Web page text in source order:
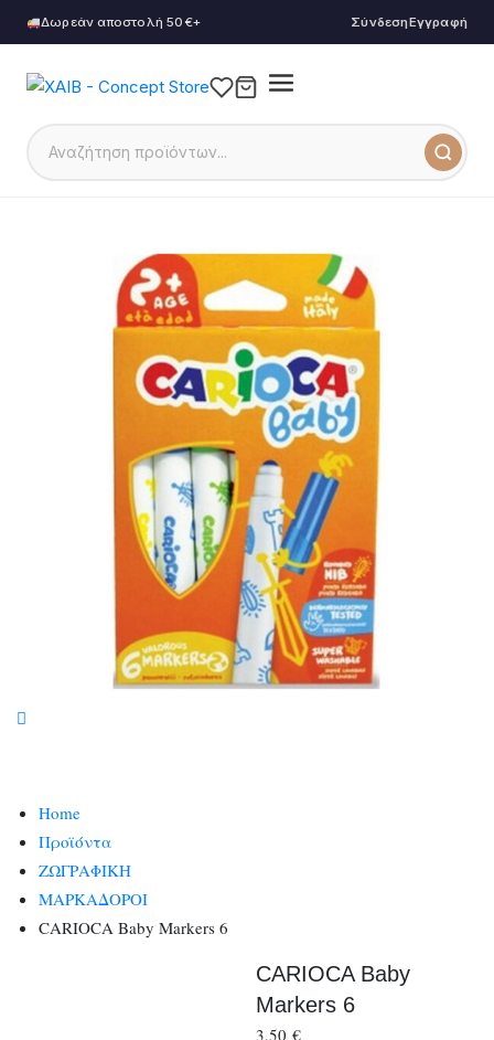
Δωρεάν αποστολή 50€+ ΣύνδεσηΕγγραφή
Home
Προϊόντα
ΖΩΓΡΑΦΙΚΗ
ΜΑΡΚΑΔΟΡΟΙ
CARIOCA Baby Markers 6
CARIOCA Baby
Markers 6
3,50€